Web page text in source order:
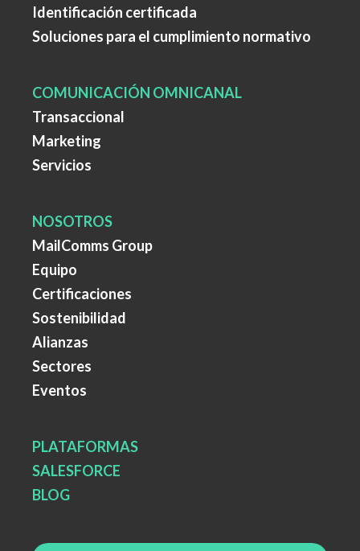
Identificación certificada
Soluciones para el cumplimiento normativo
COMUNICACIÓN OMNICANAL
Transaccional
Marketing
Servicios
NOSOTROS
MailComms Group
Equipo
Certificaciones
Sostenibilidad
Alianzas
Sectores
Eventos
PLATAFORMAS
SALESFORCE
BLOG